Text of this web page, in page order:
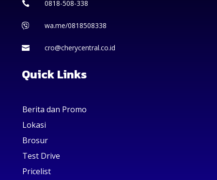
 0818-508-338
 wa.me/0818508338
 cro@cherycentral.co.id
Quick Links
Berita dan Promo
Lokasi
Brosur
Test Drive
Pricelist